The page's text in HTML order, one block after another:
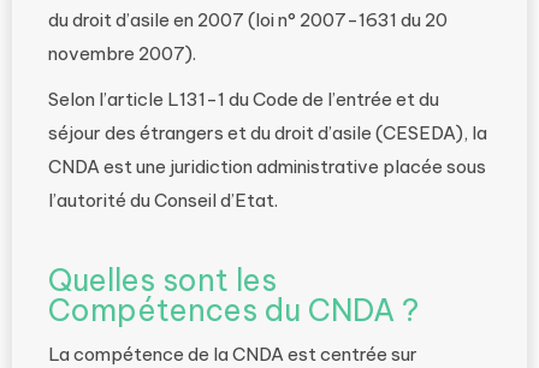
du droit d’asile en 2007 (loi n° 2007-1631 du 20
novembre 2007).
Selon l’article L131-1 du Code de l’entrée et du
séjour des étrangers et du droit d’asile (CESEDA), la
CNDA est une juridiction administrative placée sous
l’autorité du Conseil d’Etat.
Quelles sont les
Compétences du CNDA ?
La compétence de la CNDA est centrée sur